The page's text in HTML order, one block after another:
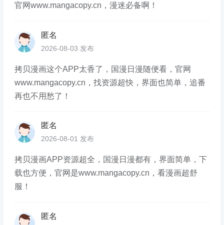
官网www.mangacopy.cn，漫迷必备啊！
匿名
2026-08-03 发布
拷贝漫画这个APP太香了，国漫日漫随便看，官网
www.mangacopy.cn，找资源超快，界面也简单，追番
再也不用愁了！
匿名
2026-08-01 发布
拷贝漫画APP资源超全，国漫日漫都有，界面简单，下
载也方便，官网是www.mangacopy.cn，看漫画超舒
服！
匿名